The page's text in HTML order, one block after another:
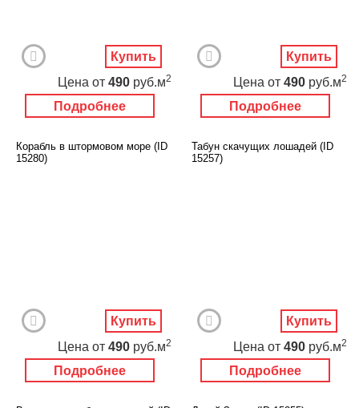
Подробнее
Цена от 490 руб.м2
Купить
Подробнее
Цена от 490 руб.м2
Купить
Корабль в штормовом море (ID
15280)
Подробнее
Цена от 490 руб.м2
Купить
Табун скачущих лошадей (ID
15257)
Подробнее
Цена от 490 руб.м2
Купить